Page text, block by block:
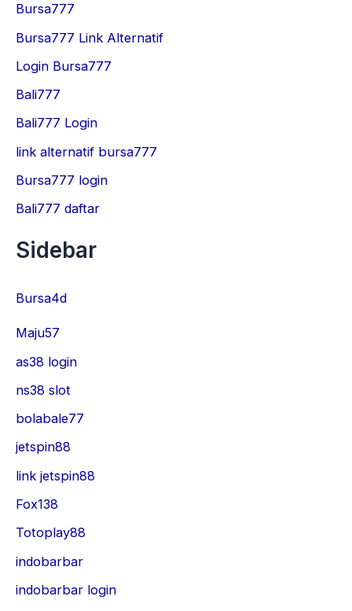
Bursa777
Bursa777 Link Alternatif
Login Bursa777
Bali777
Bali777 Login
link alternatif bursa777
Bursa777 login
Bali777 daftar
Sidebar
Bursa4d
Maju57
as38 login
ns38 slot
bolabale77
jetspin88
link jetspin88
Fox138
Totoplay88
indobarbar
indobarbar login